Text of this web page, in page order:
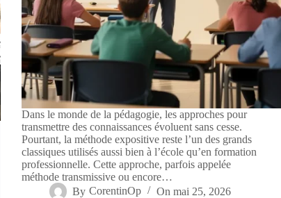
Dans le monde de la pédagogie, les approches pour
transmettre des connaissances évoluent sans cesse.
Pourtant, la méthode expositive reste l’un des grands
classiques utilisés aussi bien à l’école qu’en formation
professionnelle. Cette approche, parfois appelée
méthode transmissive ou encore…
By CorentinOp On mai 25, 2026